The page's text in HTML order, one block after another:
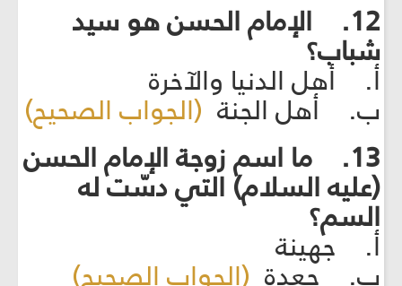
12. الإمام الحسن هو سيد
شباب؟
أ. أهل الدنيا والآخرة
ب. أهل الجنة (الجواب الصحيح)
13. ما اسم زوجة الإمام الحسن
(عليه السلام) التي دسّت له
السم؟
أ. جهينة
ب. جعدة (الجواب الصحيح)